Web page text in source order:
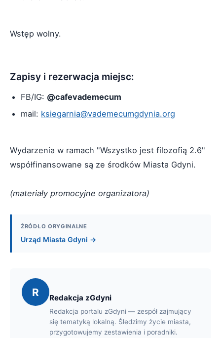
Wstęp wolny.
Zapisy i rezerwacja miejsc:
FB/IG: @cafevademecum
mail: ksiegarnia@vademecumgdynia.org
Wydarzenia w ramach "Wszystko jest filozofią 2.6"
współfinansowane są ze środków Miasta Gdyni.
(materiały promocyjne organizatora)
ŹRÓDŁO ORYGINALNE
Urząd Miasta Gdyni →
R Redakcja zGdyni
Redakcja portalu zGdyni — zespół zajmujący
się tematyką lokalną. Śledzimy życie miasta,
przygotowujemy zestawienia i poradniki.